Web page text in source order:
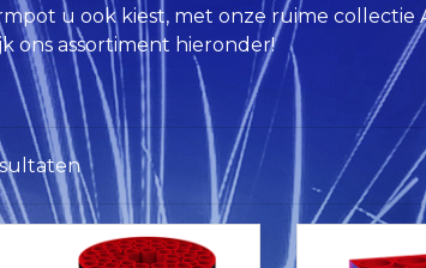
u ook kiest, met onze ruime collectie
ons assortiment hieronder!